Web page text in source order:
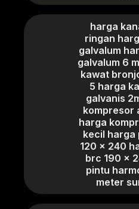
harga
ringan
galvalum
galvalum 6
kawat
5 harga
galvanis
kompresor
harga
kecil harga
120 x 240
brc 190 x
pintu
meter